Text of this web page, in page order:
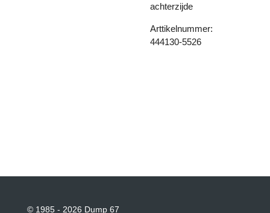
achterzijde
Arttikelnummer:
444130-5526
© 1985 - 2026 Dump 67